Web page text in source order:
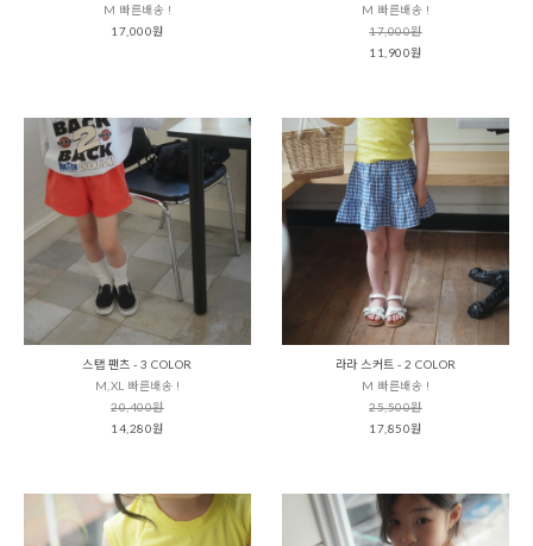
M 빠른배송 !
17,000원
M 빠른배송 !
17,000원
11,900원
스탭 팬츠 - 3 COLOR
M,XL 빠른배송 !
20,400원
14,280원
라라 스커트 - 2 COLOR
M 빠른배송 !
25,500원
17,850원